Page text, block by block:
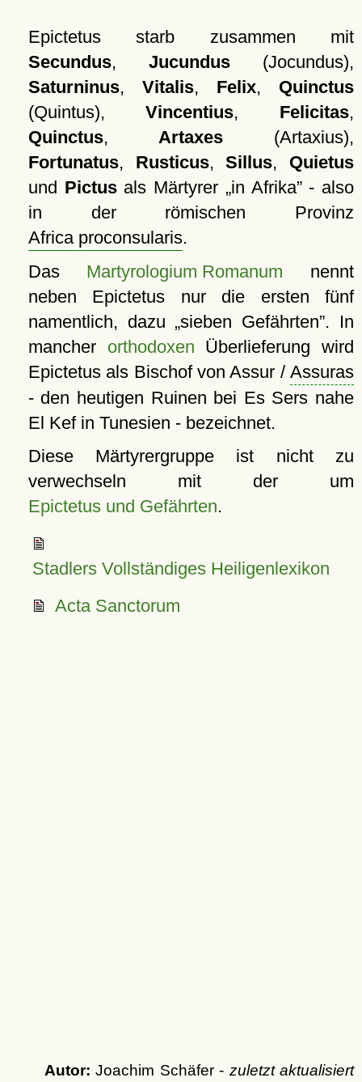
Epictetus starb zusammen mit
Secundus, Jucundus(Jocundus),
Saturninus, Vitalis, Felix, Quinctus
(Quintus),Vincentius, Felicitas,
Quinctus,Artaxes (Artaxius),
Fortunatus, Rusticus,Sillus, Quietus
und Pictusals Märtyrer in Afrika - also
in der römischen Provinz
Africa proconsularis.
Das Martyrologium Romanum nennt
neben Epictetus nur die ersten fünf
namentlich, dazu sieben Gefährten . In
mancher orthodoxen Überlieferung wird
Epictetus als Bischof von Assur / Assuras
- den heutigen Ruinen bei Es Sers nahe
El Kef in Tunesien - bezeichnet.
Diese Märtyrergruppe ist nicht zu
verwechseln mit der um
Epictetus und Gefährten.
Stadlers Vollständiges Heiligenlexikon
Acta Sanctorum
Autor: Joachim Schäfer - zuletzt aktualisiert